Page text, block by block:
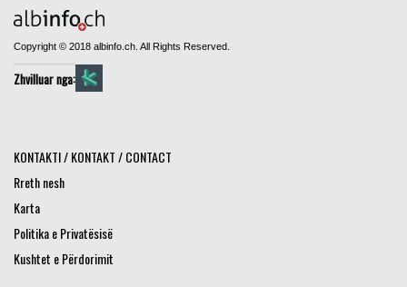
Copyright © 2018 albinfo.ch. All Rights Reserved.
Zhvilluar nga:
KONTAKTI / KONTAKT / CONTACT
Rreth nesh
Karta
Politika e Privatësisë
Kushtet e Përdorimit